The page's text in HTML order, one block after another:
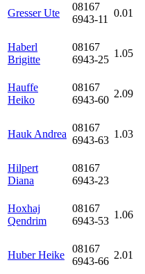
Gresser Ute
08167
6943-11
0.01
Haberl
Brigitte
08167
6943-25
1.05
Hauffe
Heiko
08167
6943-60
2.09
Hauk Andrea
08167
6943-63
1.03
Hilpert
Diana
08167
6943-23
Hoxhaj
Qendrim
08167
6943-53
1.06
Huber Heike
08167
6943-66
2.01